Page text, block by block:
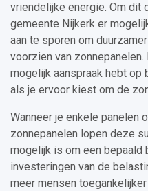
vriendelijke energie. Om
gemeente Nijkerk er
aan te sporen om
voorzien van
mogelijk aanspraak hebt op
als je ervoor kiest om de
Wanneer je enkele panelen
zonnepanelen lopen deze
mogelijk is om een bepaald
investeringen van de
meer mensen